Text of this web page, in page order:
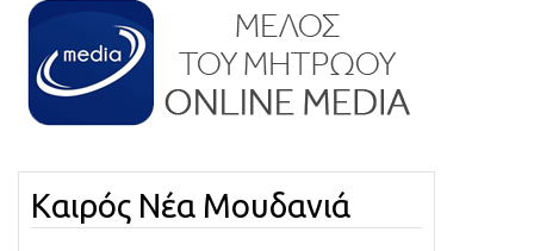
Καιρός Νέα Μουδανιά